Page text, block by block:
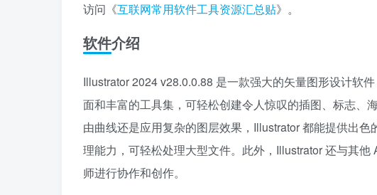
访问《互联网常用软件工具资源汇总贴》。
软件介绍
Illustrator 2024 v28.0.0.88 是一款强大的矢量图形设计软
面和丰富的工具集，可轻松创建令人惊叹的插图、标志、
由曲线还是应用复杂的图层效果，Illustrator 都能提供出
理能力，可轻松处理大型文件。此外，Illustrator 还与其
师进行协作和创作。